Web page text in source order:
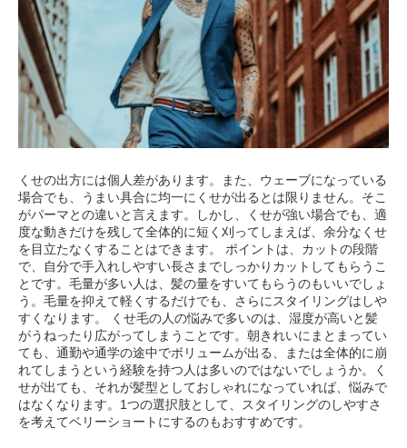
くせの出方には個人差があります。また、ウェーブになっている
場合でも、うまい具合に均一にくせが出るとは限りません。そこ
がパーマとの違いと言えます。しかし、くせが強い場合でも、適
度な動きだけを残して全体的に短く刈ってしまえば、余分なくせ
を目立たなくすることはできます。 ポイントは、カットの段階
で、自分で手入れしやすい長さまでしっかりカットしてもらうこ
とです。毛量が多い人は、髪の量をすいてもらうのもいいでしょ
う。毛量を抑えて軽くするだけでも、さらにスタイリングはしや
すくなります。 くせ毛の人の悩みで多いのは、湿度が高いと髪
がうねったり広がってしまうことです。朝きれいにまとまってい
ても、通勤や通学の途中でボリュームが出る、または全体的に崩
れてしまうという経験を持つ人は多いのではないでしょうか。く
せが出ても、それが髪型としておしゃれになっていれば、悩みで
はなくなります。1つの選択肢として、スタイリングのしやすさ
を考えてベリーショートにするのもおすすめです。